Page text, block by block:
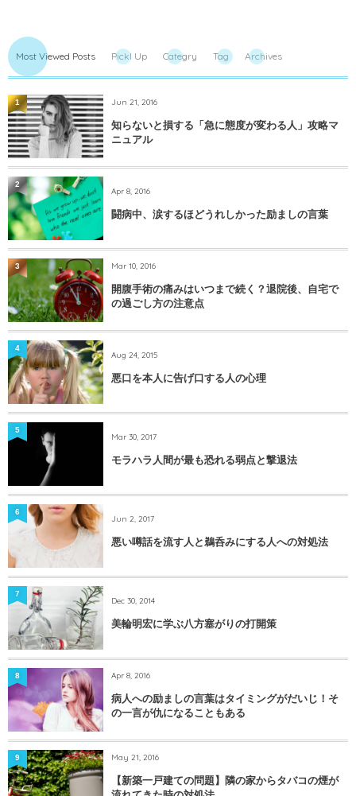
Most Viewed Posts PickI Up Categry Tag Archives
Jun 21, 2016
知らないと損する「急に態度が変わる人」攻略マ
ニュアル
1
Apr 8, 2016
闘病中、涙するほどうれしかった励ましの言葉
2
Mar 10, 2016
開腹手術の痛みはいつまで続く？退院後、自宅で
の過ごし方の注意点
3
Aug 24, 2015
悪口を本人に告げ口する人の心理
4
Mar 30, 2017
モラハラ人間が最も恐れる弱点と撃退法
5
Jun 2, 2017
悪い噂話を流す人と鵜呑みにする人への対処法
6
Dec 30, 2014
美輪明宏に学ぶ八方塞がりの打開策
7
Apr 8, 2016
病人への励ましの言葉はタイミングがだいじ！そ
の一言が仇になることもある
8
May 21, 2016
【新築一戸建ての問題】隣の家からタバコの煙が
9